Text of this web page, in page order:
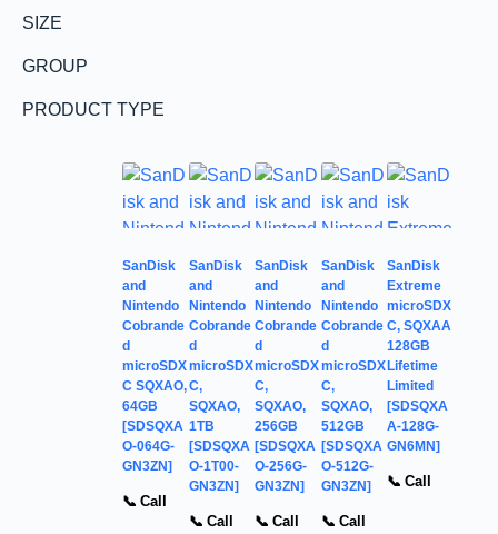
SIZE
GROUP
PRODUCT TYPE
SanDisk
and
Nintendo
Cobrande
d
microSDX
C SQXAO,
64GB
[SDSQXA
O-064G-
GN3ZN]
📞 Call
SanDisk
and
Nintendo
Cobrande
d
microSDX
C,
SQXAO,
1TB
[SDSQXA
O-1T00-
GN3ZN]
📞 Call
SanDisk
and
Nintendo
Cobrande
d
microSDX
C,
SQXAO,
256GB
[SDSQXA
O-256G-
GN3ZN]
📞 Call
SanDisk
and
Nintendo
Cobrande
d
microSDX
C,
SQXAO,
512GB
[SDSQXA
O-512G-
GN3ZN]
📞 Call
SanDisk
Extreme
microSDX
C, SQXAA
128GB
Lifetime
Limited
[SDSQXA
A-128G-
GN6MN]
📞 Call